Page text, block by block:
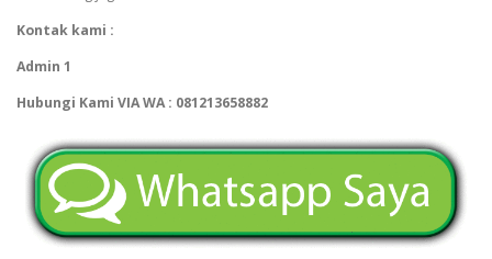
Kontak kami :
Admin 1
Hubungi Kami VIA WA : 081213658882